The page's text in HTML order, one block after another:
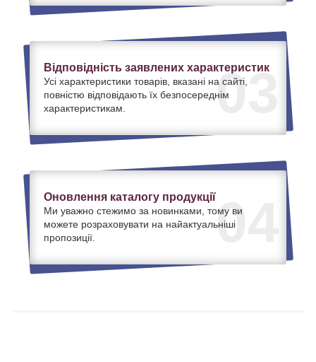
03
Відповідність заявлених характеристик
Усі характеристики товарів, вказані на сайті,
повністю відповідають їх безпосереднім
характеристикам.
04
Оновлення каталогу продукції
Ми уважно стежимо за новинками, тому ви
можете розраховувати на найактуальніші
пропозиції.